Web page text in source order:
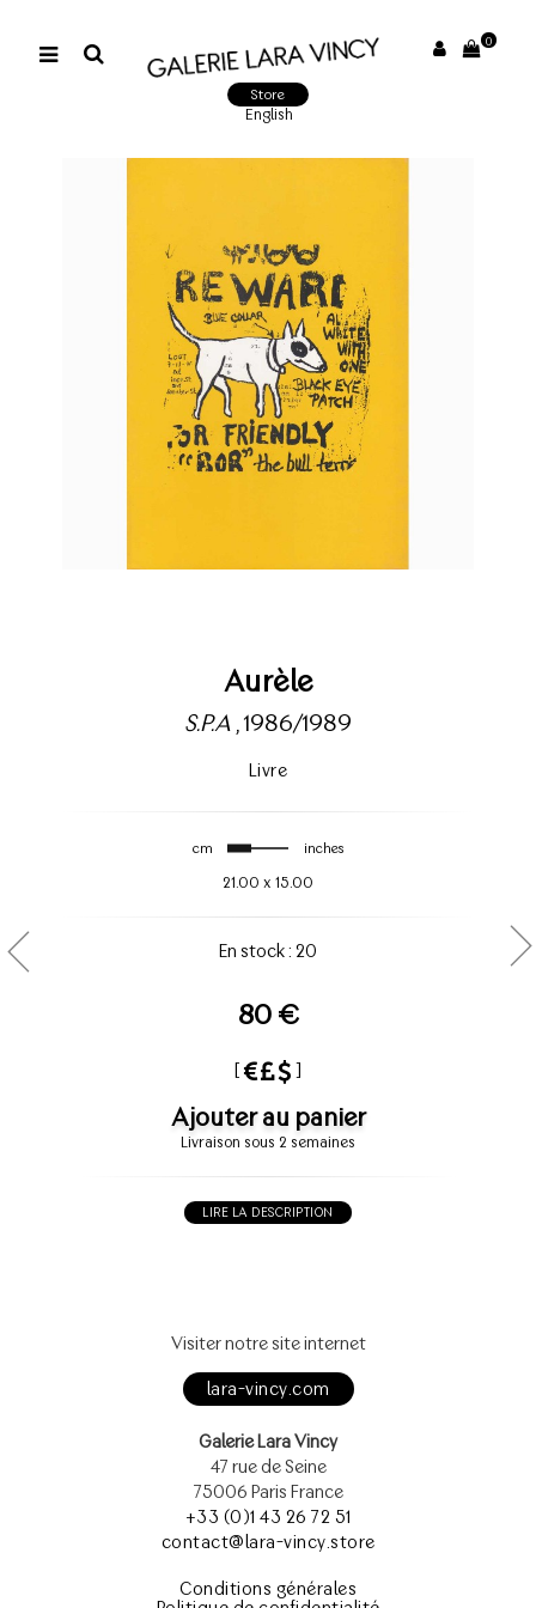
0
Store
English
Aurèle
S.P.A, 1986/1989
Livre
cm inches
21.00 x 15.00
En stock : 20
80 €
[ ]
Ajouter au panier
Livraison sous 2 semaines
LIRE LA DESCRIPTION
Visiter notre site internet
lara-vincy.com
Galerie Lara Vincy
47 rue de Seine
75006 Paris France
+33 (0)1 43 26 72 51
contact@lara-vincy.store
Conditions générales